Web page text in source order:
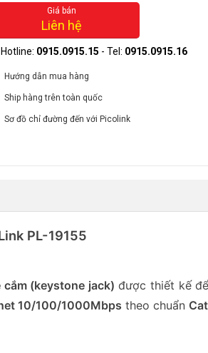
Giá bán
Liên hệ
Hotline: 0915.0915.15 - Tel: 0915.0915.16
Hướng dẫn mua hàng
Ship hàng trên toàn quốc
Sơ đồ chỉ đường đến với Picolink
PL-19155
cắm (keystone jack) được thiết kế
10/100/1000Mbps theo chuẩn